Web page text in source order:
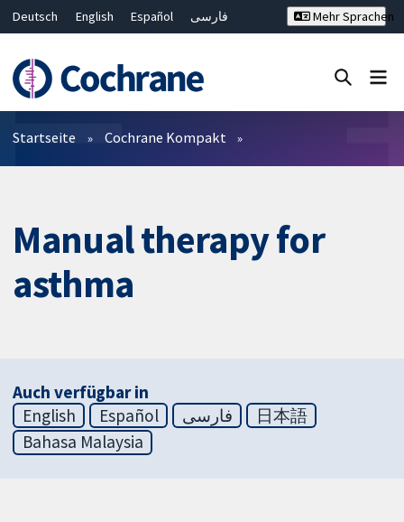
Deutsch English Español
فارسی
Bahasa Malaysia
ไทย
繁體中文
简体中文
Mehr Sprachen
Filter
Startseite Cochrane Kompakt
Manual therapy for
asthma
Auch verfügbar in
English
Español فارسی
日本語
Bahasa Malaysia